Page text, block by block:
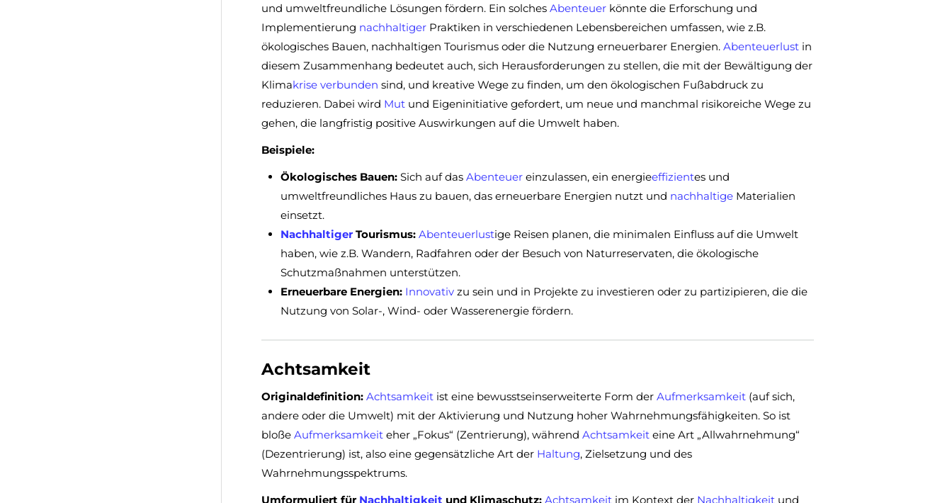
und umweltfreundliche Lösungen fördern. Ein solchesAbenteuer könnte die Erforschung und
Implementierung nachhaltiger Praktiken in verschiedenen Lebensbereichen umfassen, wie z.B.
ökologisches Bauen, nachhaltigen Tourismus oder die Nutzung erneuerbarer Energien.Abenteuerlust in
diesem Zusammenhang bedeutet auch, sich Herausforderungen zu stellen, die mit der Bewältigung der
Klimakrise verbunden sind, und kreative Wege zu finden, um den ökologischen Fußabdruck zu
reduzieren. Dabei wird Mut und Eigeninitiative gefordert, um neue und manchmal risikoreiche Wege zu
gehen, die langfristig positive Auswirkungen auf die Umwelt haben.
Beispiele:
Ökologisches Bauen: Sich auf dasAbenteuer einzulassen, ein energieeffizientes und
umweltfreundliches Haus zu bauen, das erneuerbare Energien nutzt und nachhaltige Materialien
einsetzt.
Nachhaltiger Tourismus: Abenteuerlustige Reisen planen, die minimalen Einfluss auf die Umwelt
haben, wie z.B. Wandern, Radfahren oder der Besuch von Naturreservaten, die ökologische
Schutzmaßnahmen unterstützen.
Erneuerbare Energien: Innovativ zu sein und in Projekte zu investieren oder zu partizipieren, die die
Nutzung von Solar-, Wind- oder Wasserenergie fördern.
Achtsamkeit
Originaldefinition: Achtsamkeit ist eine bewusstseinserweiterte Form derAufmerksamkeit (auf sich,
andere oder die Umwelt) mit der Aktivierung und Nutzung hoher Wahrnehmungsfähigkeiten. So ist
bloßeAufmerksamkeit eher „Fokus“ (Zentrierung), währendAchtsamkeit eine Art „Allwahrnehmung“
(Dezentrierung) ist, also eine gegensätzliche Art der Haltung, Zielsetzung und des
Wahrnehmungsspektrums.
Umformuliert für Nachhaltigkeit und Klimaschutz: Achtsamkeit im Kontext der Nachhaltigkeit und